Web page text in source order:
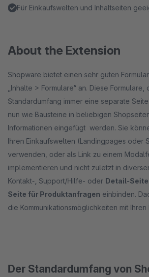
Für Einkaufswelten und Inhaltseiten
About the Extension
Shopware bietet einen sehr guten
„Inhalte > Formulare“ an. Diese Formulare,
Standardumfang immer eine separate
nun wie Bausteine in beliebigen
Informationen eingefügt werden. Sie
Ihren Einkaufswelten (Landingpages oder
verwenden, oder als Link zu einem
implementieren und nicht zuletzt in
Kontakt-, Support/Hilfe- oder Detail-
Seite für Produktanfragen einbinden.
die Kommunikationsmöglichkeiten mit
Der Standardumfang von